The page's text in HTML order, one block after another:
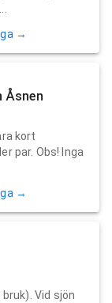
→
Åsnen
kort
par. Obs! Inga
→
Vid sjön